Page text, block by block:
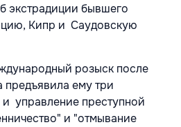
экстрадиции бывшего
Кипр и Саудовскую
розыск после
предъявила ему три
управление преступной
и "отмывание